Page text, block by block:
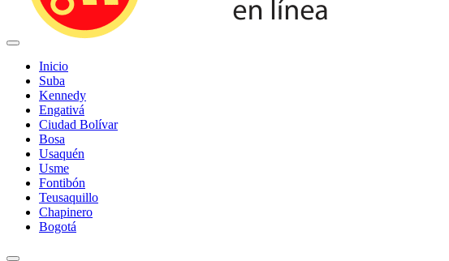
Inicio
Suba
Kennedy
Engativá
Ciudad Bolívar
Bosa
Usaquén
Usme
Fontibón
Teusaquillo
Chapinero
Bogotá